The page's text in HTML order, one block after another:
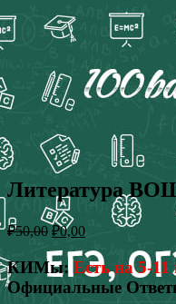
Литература
₽50,00 ₽0,00
КИМы: Есть на 5-11
Официальные